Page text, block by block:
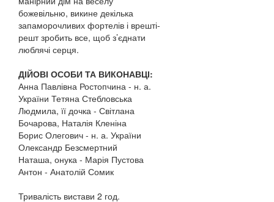
божевільню, викине декілька
запаморочливих фортелів і врешті-
решт зробить все, щоб з’єднати
люблячі серця.
ДІЙОВІ ОСОБИ ТА ВИКОНАВЦІ:
Анна Павлівна Ростопчина - н. а.
України Тетяна Стебловська
Людмила, її дочка - Світлана
Бочарова, Наталія Кленіна
Борис Олегович - н. а. України
Олександр Безсмертний
Наташа, онука - Марія Пустова
Антон - Анатолій Сомик
Тривалість вистави 2 год.